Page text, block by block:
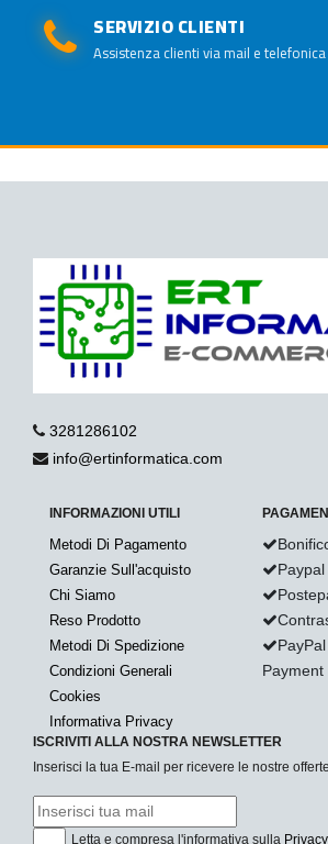
SERVIZIO CLIENTI
Assistenza clienti via mail e
3281286102
info@ertinformatica.com
INFORMAZIONI UTILI
Metodi Di Pagamento
Garanzie Sull'acquisto
Chi Siamo
Reso Prodotto
Metodi Di Spedizione
Condizioni Generali
Cookies
Informativa Privacy
Payment
ISCRIVITI ALLA NOSTRA NEWSLETTER
Inserisci la tua E-mail per ricevere le nostre
Letta e compresa l'informativa sulla Privacy